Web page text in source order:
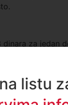
za jedan
nivou za
listu